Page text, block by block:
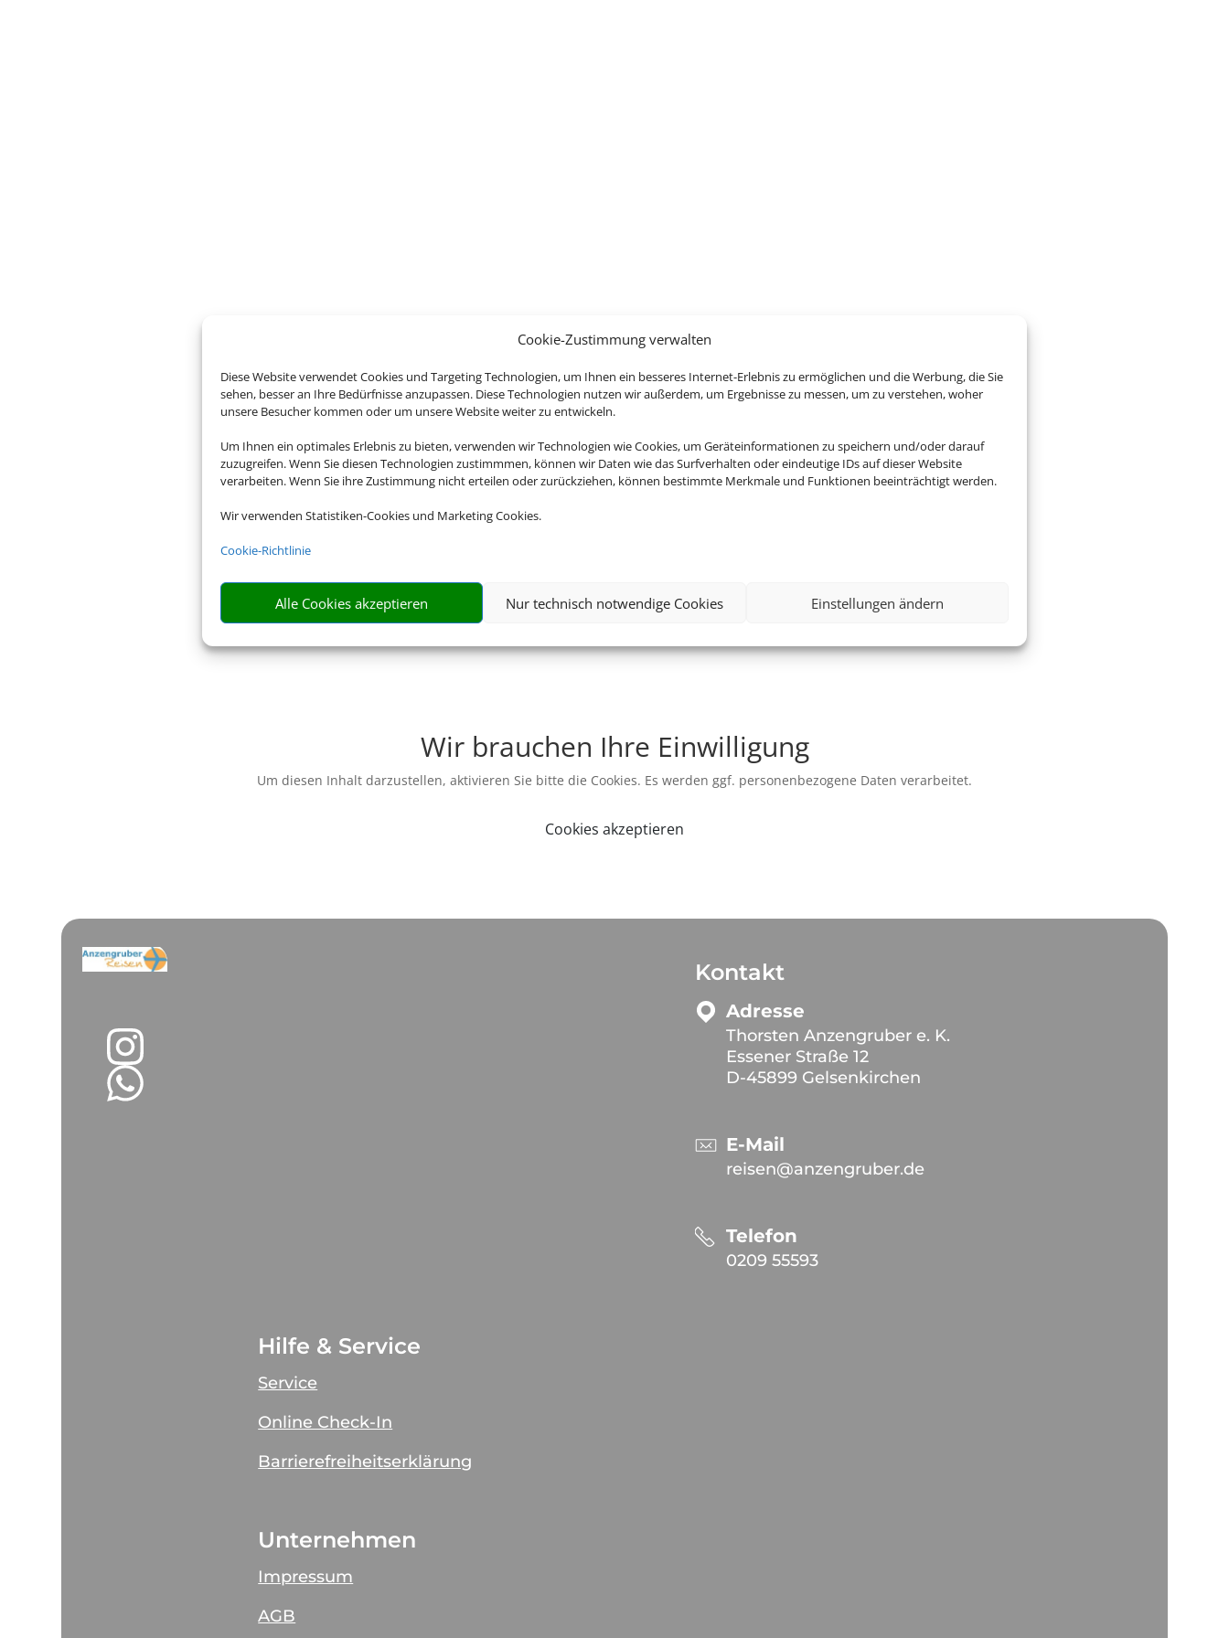
Cookie-Zustimmung verwalten
Diese Website verwendet Cookies und Targeting Technologien, um Ihnen ein besseres Internet-Erlebnis zu ermöglichen und die Werbung, die Sie
sehen, besser an Ihre Bedürfnisse anzupassen. Diese Technologien nutzen wir außerdem, um Ergebnisse zu messen, um zu verstehen, woher
unsere Besucher kommen oder um unsere Website weiter zu entwickeln.
Um Ihnen ein optimales Erlebnis zu bieten, verwenden wir Technologien wie Cookies, um Geräteinformationen zu speichern und/oder darauf
zuzugreifen. Wenn Sie diesen Technologien zustimmmen, können wir Daten wie das Surfverhalten oder eindeutige IDs auf dieser Website
verarbeiten. Wenn Sie ihre Zustimmung nicht erteilen oder zurückziehen, können bestimmte Merkmale und Funktionen beeinträchtigt werden.
Wir verwenden Statistiken-Cookies und Marketing Cookies.
Cookie-Richtlinie
Alle Cookies akzeptieren Nur technisch notwendige Cookies Einstellungen ändern
Wir brauchen Ihre Einwilligung
Um diesen Inhalt darzustellen, aktivieren Sie bitte die Cookies. Es werden ggf. personenbezogene Daten verarbeitet.
Cookies akzeptieren
Kontakt
Adresse
Thorsten Anzengruber e. K.
Essener Straße 12
D-45899 Gelsenkirchen
E-Mail
reisen@anzengruber.de
Telefon
0209 55593
Hilfe & Service
Service
Online Check-In
Barrierefreiheitserklärung
Unternehmen
Impressum
AGB